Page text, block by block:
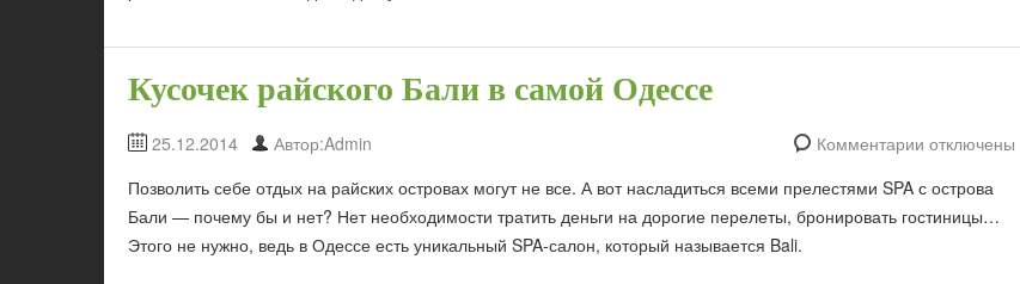
Кусочек райского Бали в самой Одессе
25.12.2014 Автор:Admin
Комментарии отключены
Позволить себе отдых на райских островах могут не все. А вот насладиться всеми прелестями SPA с острова
Бали — почему бы и нет? Нет необходимости тратить деньги на дорогие перелеты, бронировать гостиницы…
Этого не нужно, ведь в Одессе есть уникальный SPA-салон, который называется Bali.